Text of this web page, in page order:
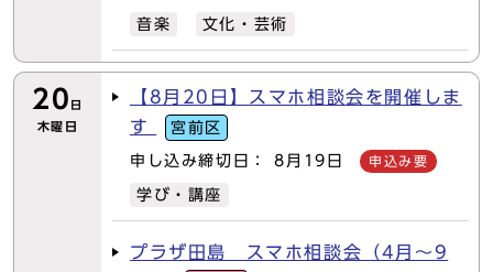
音楽 文化・芸術
20 日
木曜日
【8月20日】スマホ相談会を開催しま
す
宮前区
申し込み締切日： 8月19日 申込み要
学び・講座
プラザ田島 スマホ相談会（4月～9